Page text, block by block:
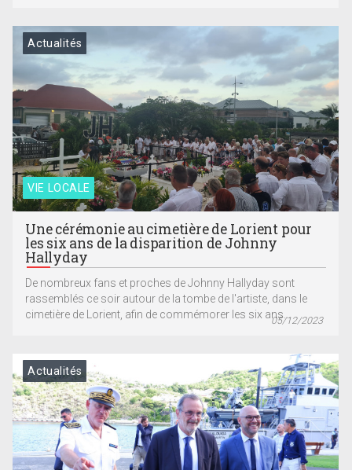
VIE LOCALE
Actualités
Une cérémonie au cimetière de Lorient pour
les six ans de la disparition de Johnny
Hallyday
De nombreux fans et proches de Johnny Hallyday sont
rassemblés ce soir autour de la tombe de l'artiste, dans le
cimetière de Lorient, afin de commémorer les six ans...05/12/2023
Actualités